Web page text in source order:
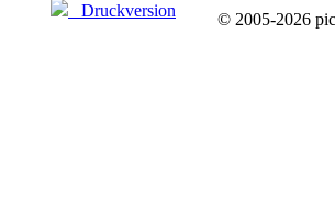
Druckversion © 2005-2026